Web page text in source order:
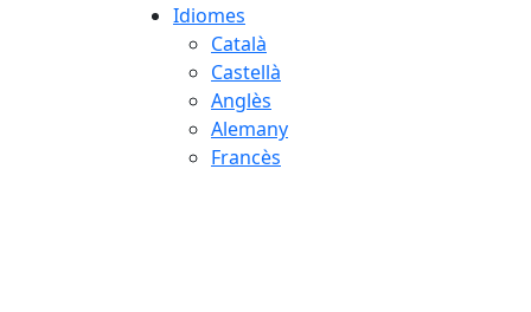
Idiomes
Català
Castellà
Anglès
Alemany
Francès